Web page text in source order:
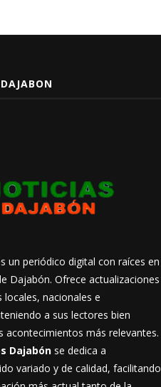
un periódico digital con raíces en
Dajabón. Ofrece actualizaciones
nacionales e
a sus lectores bien
acontecimientos más relevantes.
Dajabón se dedica a
variado y de calidad, facilitando